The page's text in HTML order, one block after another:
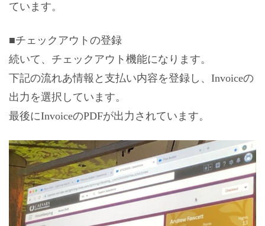
ています。
■チェックアウトの登録
続いて、チェックアウト機能になります。
下記の流れあ情報と支払い内容を登録し、Invoiceの
出力を選択しています。
最後にInvoiceのPDFが出力されています。